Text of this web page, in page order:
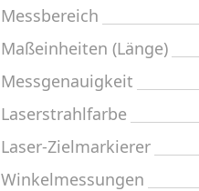
Messbereich
Maßeinheiten (Länge)
Messgenauigkeit
Laserstrahlfarbe
Laser-Zielmarkierer
Winkelmessungen